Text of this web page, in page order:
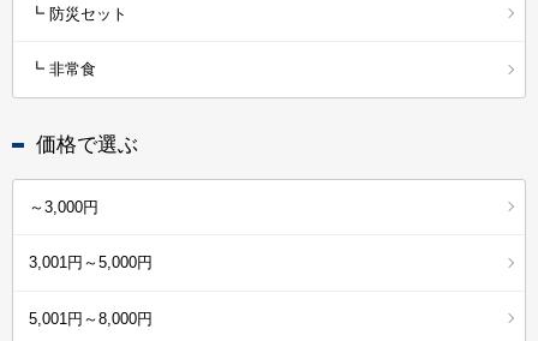
┗ 防災セット
┗ 非常食
価格で選ぶ
～3,000円
3,001円～5,000円
5,001円～8,000円